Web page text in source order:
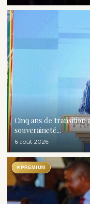
Cinq ans de transition
souveraineté...
6 août 2026
★PREMIUM